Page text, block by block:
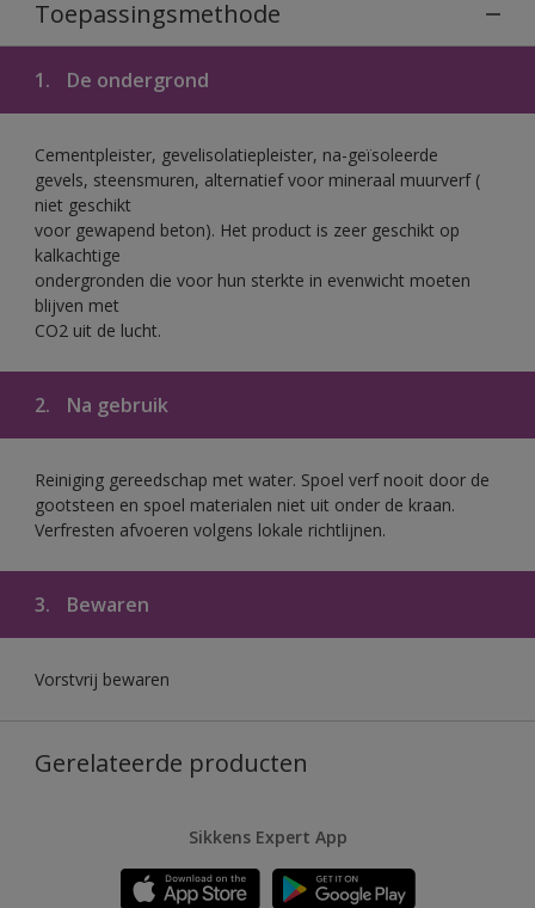
Toepassingsmethode
1. De ondergrond
Cementpleister, gevelisolatiepleister, na-geïsoleerde
gevels, steensmuren, alternatief voor mineraal muurverf (
niet geschikt
voor gewapend beton). Het product is zeer geschikt op
kalkachtige
ondergronden die voor hun sterkte in evenwicht moeten
blijven met
CO2 uit de lucht.
2. Na gebruik
Reiniging gereedschap met water. Spoel verf nooit door de
gootsteen en spoel materialen niet uit onder de kraan.
Verfresten afvoeren volgens lokale richtlijnen.
3. Bewaren
Vorstvrij bewaren
Gerelateerde producten
Sikkens Expert App